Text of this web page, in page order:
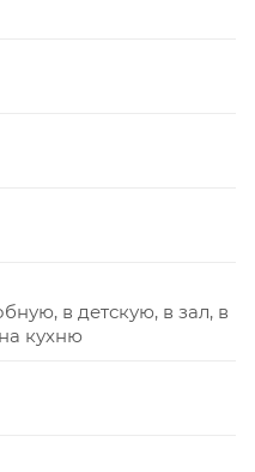
в детскую, в зал, в
кухню